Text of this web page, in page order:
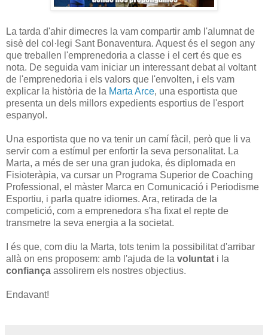
La tarda d'ahir dimecres la vam compartir amb l'alumnat de
sisè del col·legi Sant Bonaventura. Aquest és el segon any
que treballen l'emprenedoria a classe i el cert és que es
nota. De seguida vam iniciar un interessant debat al voltant
de l'emprenedoria i els valors que l'envolten, i els vam
explicar la història de la Marta Arce, una esportista que
presenta un dels millors expedients esportius de l'esport
espanyol.
Una esportista que no va tenir un camí fàcil, però que li va
servir com a estímul per enfortir la seva personalitat. La
Marta, a més de ser una gran judoka, és diplomada en
Fisioteràpia, va cursar un Programa Superior de Coaching
Professional, el màster Marca en Comunicació i Periodisme
Esportiu, i parla quatre idiomes. Ara, retirada de la
competició, com a emprenedora s'ha fixat el repte de
transmetre la seva energia a la societat.
I és que, com diu la Marta, tots tenim la possibilitat d'arribar
allà on ens proposem: amb l'ajuda de la voluntat i la
confiança assolirem els nostres objectius.
Endavant!